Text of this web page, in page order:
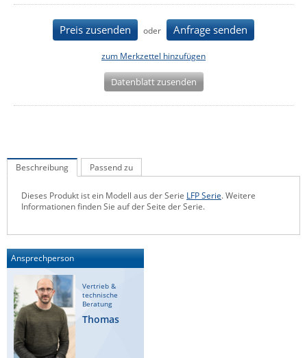
Kramer Electronics
Legrand
Moxa
Netio
PatchSee
Power Kingdom
Poynting
Raritan
Riello UPS
Server Technology
Preis zusenden oder Anfrage senden
zum Merkzettel hinzufügen
Datenblatt zusenden
Beschreibung Passend zu
Dieses Produkt ist ein Modell aus der Serie LFP Serie. Weitere
Informationen finden Sie auf der Seite der Serie.
Ansprechperson
Vertrieb &
technische
Beratung
Thomas